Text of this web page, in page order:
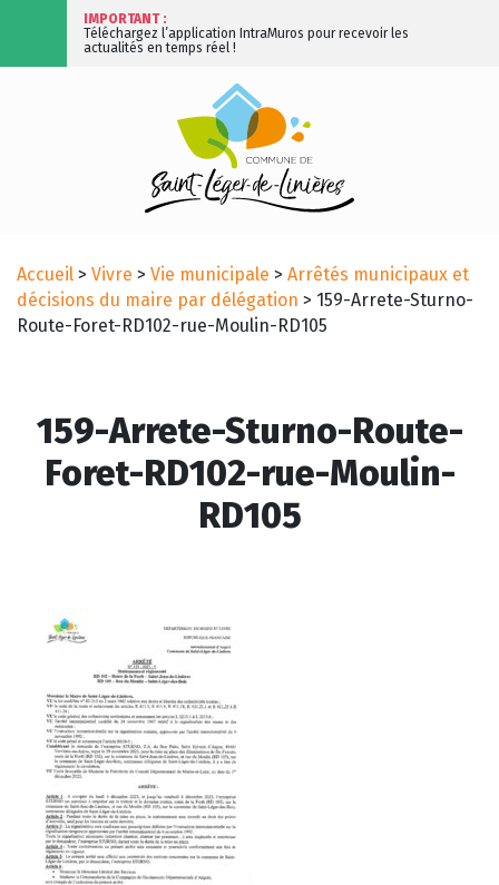
IMPORTANT :
Téléchargez l’application IntraMuros pour recevoir les
actualités en temps réel !
Accueil > Vivre > Vie municipale > Arrêtés municipaux et
décisions du maire par délégation > 159-Arrete-Sturno-
Route-Foret-RD102-rue-Moulin-RD105
159-Arrete-Sturno-Route-
Foret-RD102-rue-Moulin-
RD105